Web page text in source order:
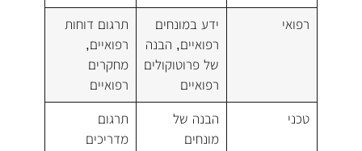
רפואי
ידע במונחים
רפואיים, הבנה
של פרוטוקולים
רפואיים
תרגום דוחות
רפואיים,
מחקרים
רפואיים
טכני
הבנה של
מונחים
תרגום
מדריכים